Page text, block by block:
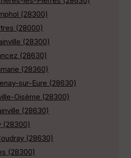
(28300)
(28000)
(28300)
(28630)
(28360)
sur-Eure (28630)
Oisème (28300)
(28630)
(28300)
(28630)
(28300)